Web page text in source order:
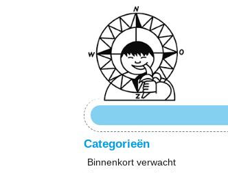
Categorieën
Binnenkort verwacht